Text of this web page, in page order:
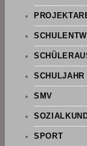
SCHULJAHR
SMV
SPORT